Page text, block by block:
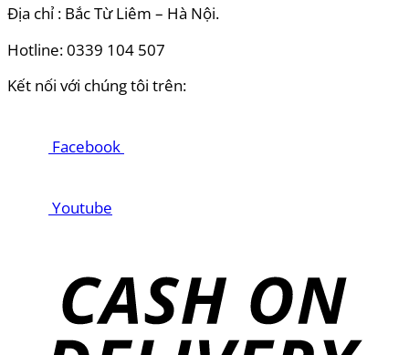
Địa chỉ : Bắc Từ Liêm – Hà Nội.
Hotline: 0339 104 507
Kết nối với chúng tôi trên:
Facebook
Youtube